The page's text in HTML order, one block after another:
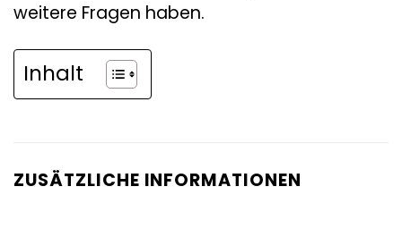
weitere Fragen haben.
Inhalt
ZUSÄTZLICHE INFORMATIONEN